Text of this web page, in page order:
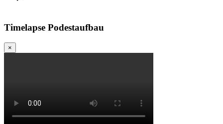
Timelapse Podestaufbau
×